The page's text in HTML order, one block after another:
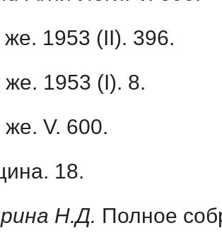
1953 (II). 396.
1953 (I). 8.
V. 600.
18.
Н.Д. Полное